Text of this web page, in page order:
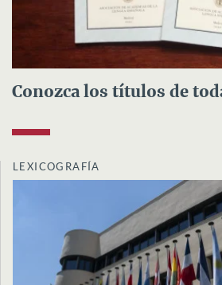
Conozca los títulos de
LEXICOGRAFÍA